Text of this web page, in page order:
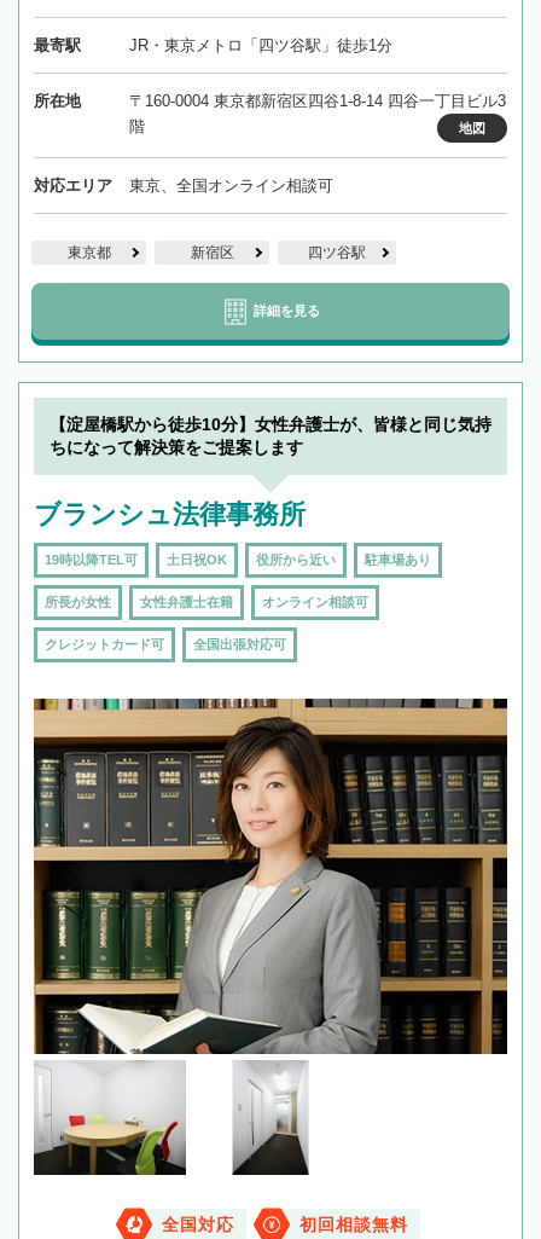
最寄駅 JR・東京メトロ「四ツ谷駅」徒歩1分
所在地
〒160-0004 東京都新宿区四谷1-8-14 四谷一丁目ビル3
階
地図
対応エリア 東京、全国オンライン相談可
東京都 新宿区 四ツ谷駅
詳細を見る
【淀屋橋駅から徒歩10分】女性弁護士が、皆様と同じ気持
ちになって解決策をご提案します
ブランシュ法律事務所
19時以降TEL可 土日祝OK 役所から近い 駐車場あり
所長が女性 女性弁護士在籍 オンライン相談可
クレジットカード可 全国出張対応可
全国対応 初回相談無料